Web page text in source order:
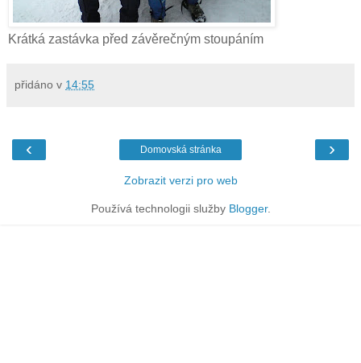
Krátká zastávka před závěrečným stoupáním
přidáno v 14:55
‹ ›
Domovská stránka
Zobrazit verzi pro web
Používá technologii služby Blogger.